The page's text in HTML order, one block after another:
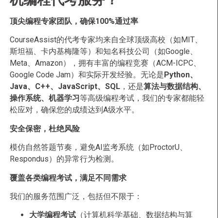
顶尖编程专家团队，确保100%通过率
CourseAssist的代考专家均来自全球顶级高校（如MIT、
斯坦福、卡内基梅隆等）和知名科技公司（如Google、
Meta、Amazon），拥有丰富的编程竞赛（ACM-ICPC、
Google Code Jam）和实际开发经验。无论是 Python、
Java、C++、JavaScript、SQL ，还是算法与数据结构、
操作系统、机器学习等高级编程考试，我们的专家都能轻
松应对，确保您的成绩达到A级水平。
安全保密，杜绝风险
模仿自然答题节奏，避免AI监考系统（如ProctorU、
Respondus）的异常行为检测。
覆盖各类编程考试，满足不同需求
我们的服务范围广泛，包括但不限于：
大学编程考试 （计算机科学基础、数据结构与算